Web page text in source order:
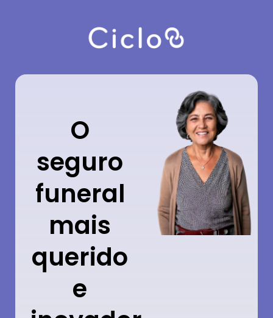
O
seguro
funeral
mais
querido
e